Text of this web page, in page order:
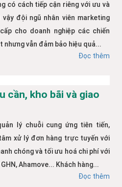
có cách tiếp cận riêng với ưu và
đội ngũ nhân viên marketing
cho doanh nghiệp các chiến
nhưng vẫn đảm bảo hiệu quả...
Đọc thêm
cần, kho bãi và giao
lý chuỗi cung ứng tiên tiến,
xử lý đơn hàng trực tuyến với
chóng và tối ưu hoá chi phí với
Ahamove... Khách hàng...
Đọc thêm